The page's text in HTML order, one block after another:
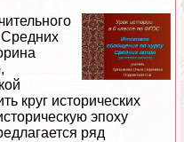
круг исторических
эпоху
ряд